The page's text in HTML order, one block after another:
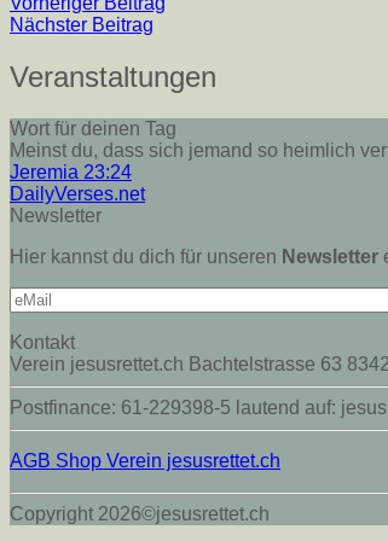
Nächster Beitrag
Veranstaltungen
Wort für deinen Tag
Meinst du, dass sich jemand so heimlich
Jeremia 23:24
DailyVerses.net
Newsletter
Hier kannst du dich für unseren Newsletter
Kontakt
Verein jesusrettet.ch Bachtelstrasse 63
Postfinance: 61-229398-5 lautend auf:
AGB Shop Verein jesusrettet.ch
Copyright 2026©jesusrettet.ch